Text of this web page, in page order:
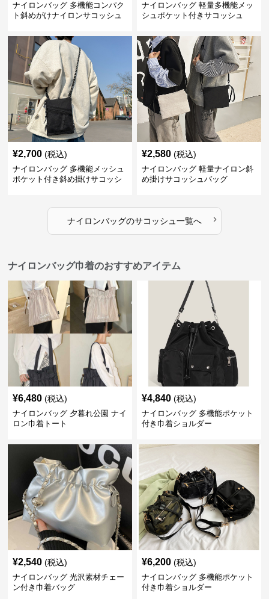
ナイロンバッグ 多機能コンパク
ト斜めがけナイロンサコッシュ
ナイロンバッグ 軽量多機能メッ
シュポケット付きサコッシュ
¥2,700 (税込)
ナイロンバッグ 多機能メッシュ
ポケット付き斜め掛けサコッシ
¥2,580 (税込)
ナイロンバッグ 軽量ナイロン斜
め掛けサコッシュバッグ
ナイロンバッグのサコッシュ 一覧へ ›
ナイロンバッグ巾着のおすすめアイテム
¥6,480 (税込)
ナイロンバッグ 夕暮れ公園 ナイ
ロン巾着トート
¥4,840 (税込)
ナイロンバッグ 多機能ポケット
付き巾着ショルダー
¥2,540 (税込)
ナイロンバッグ 光沢素材チェー
ン付き巾着バッグ
¥6,200 (税込)
ナイロンバッグ 多機能ポケット
付き巾着ショルダー